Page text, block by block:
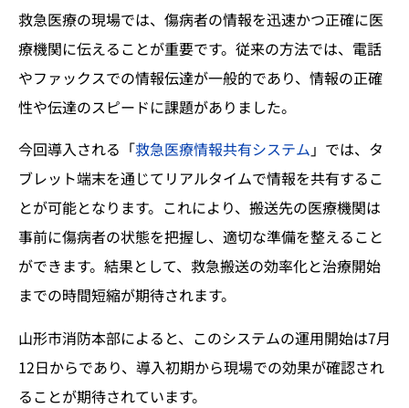
救急医療の現場では、傷病者の情報を迅速かつ正確に医
療機関に伝えることが重要です。従来の方法では、電話
やファックスでの情報伝達が一般的であり、情報の正確
性や伝達のスピードに課題がありました。
今回導入される「救急医療情報共有システム 」では、タ
ブレット端末を通じてリアルタイムで情報を共有するこ
とが可能となります。これにより、搬送先の医療機関は
事前に傷病者の状態を把握し、適切な準備を整えること
ができます。結果として、救急搬送の効率化と治療開始
までの時間短縮が期待されます。
山形市消防本部によると、このシステムの運用開始は7月
12日からであり、導入初期から現場での効果が確認され
ることが期待されています。